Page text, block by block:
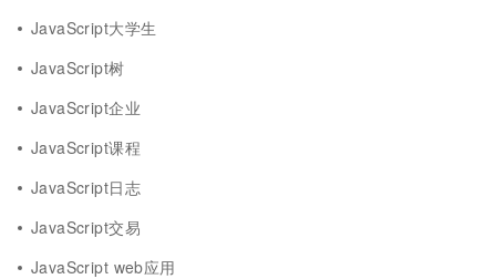
JavaScript大学生
JavaScript树
JavaScript企业
JavaScript课程
JavaScript日志
JavaScript交易
JavaScript web应用